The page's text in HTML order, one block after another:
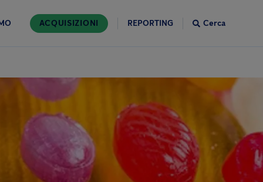
ACQUISIZIONI REPORTING Cerca